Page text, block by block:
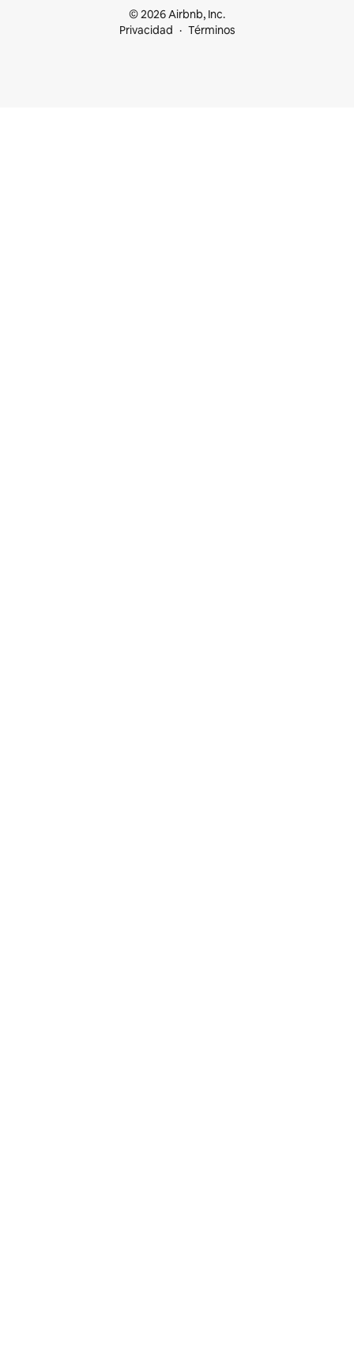
© 2026 Airbnb, Inc.
Privacidad
Términos